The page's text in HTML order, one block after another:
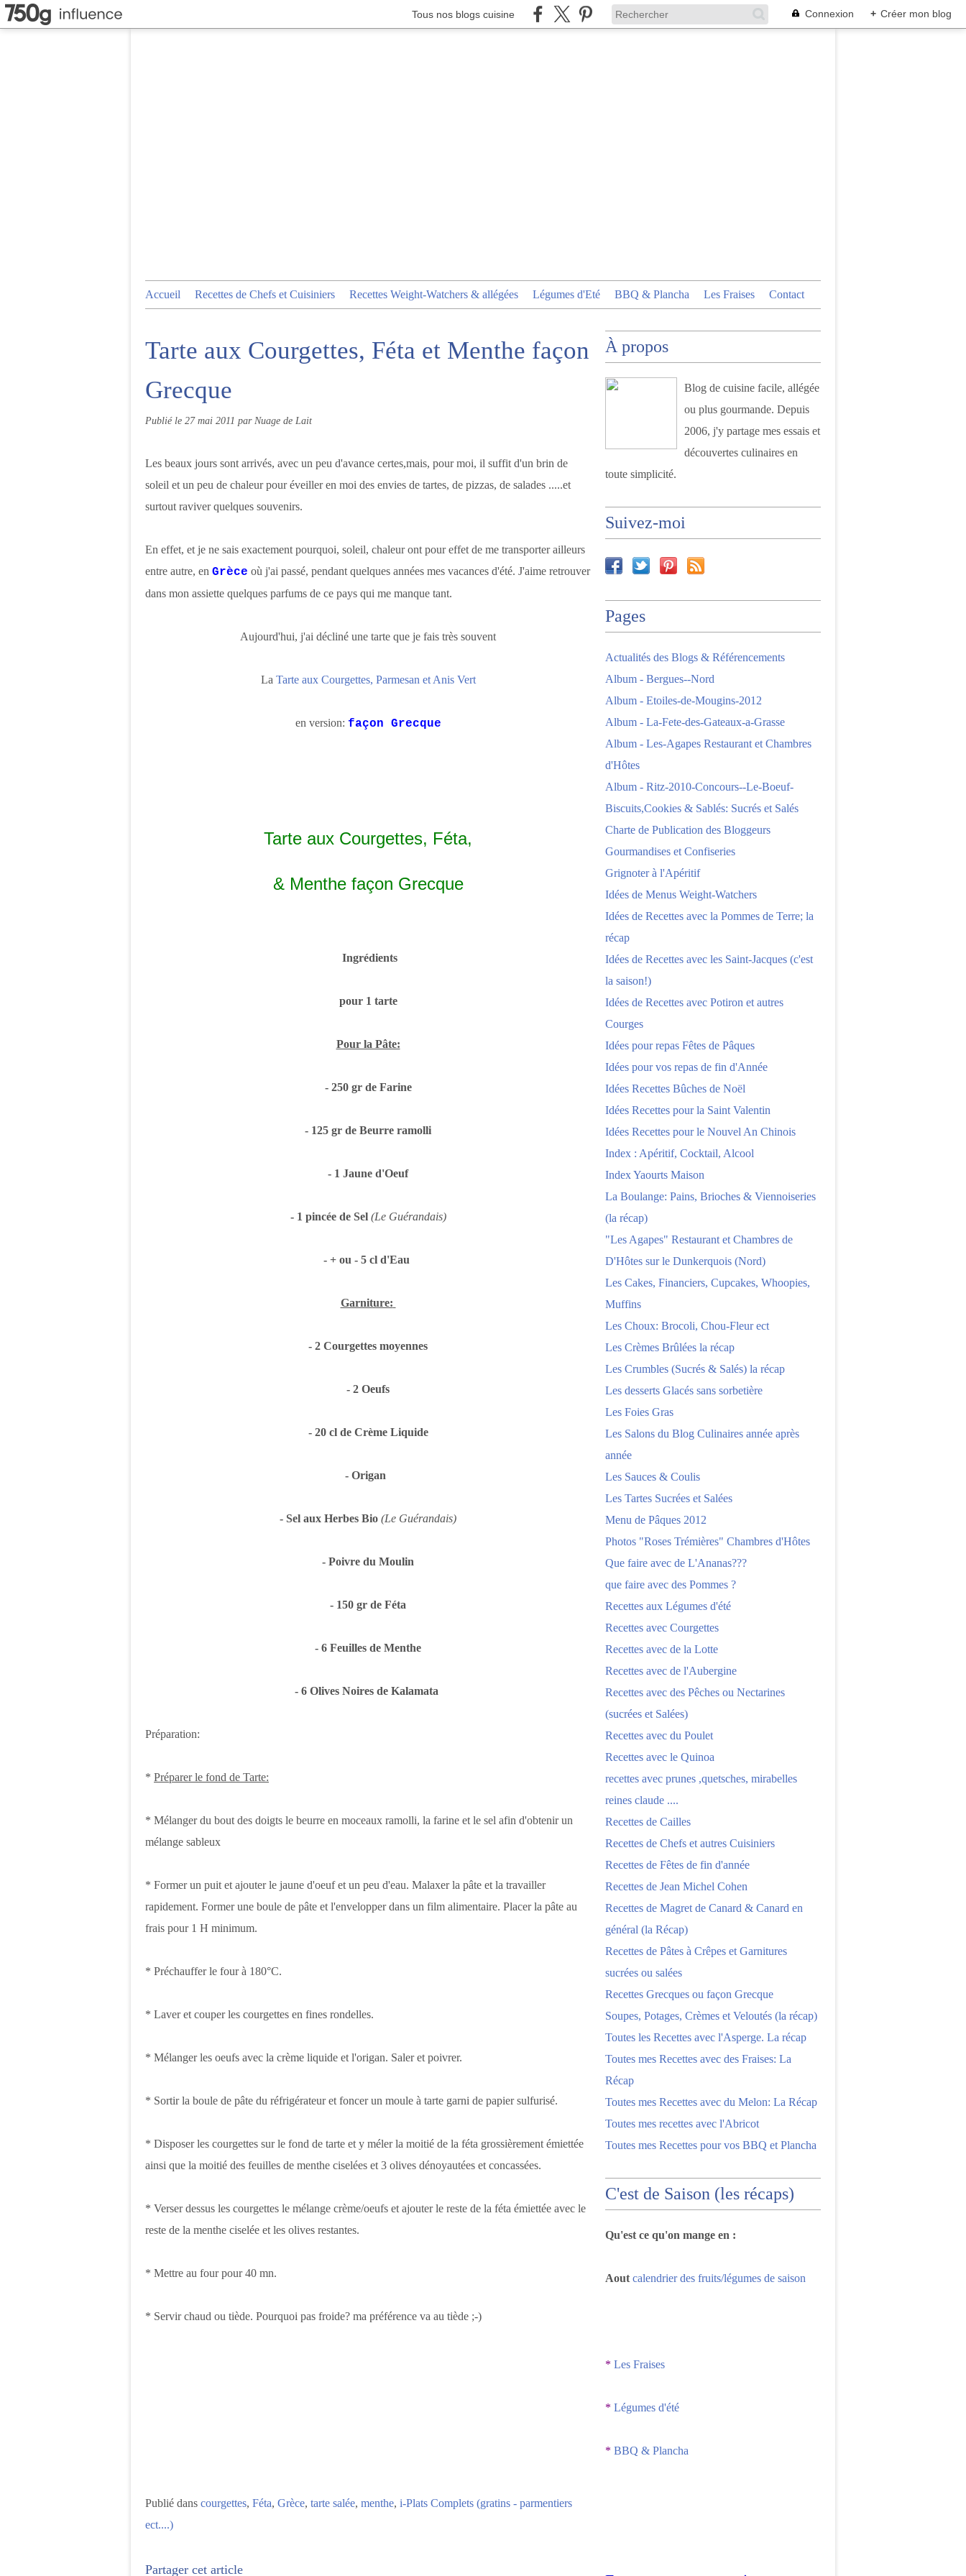
Tous nos blogs cuisine Connexion + Créer mon blog
Accueil Recettes de Chefs et Cuisiniers Recettes Weight-Watchers & allégées Légumes d'Eté BBQ & Plancha Les Fraises Contact
Tarte aux Courgettes, Féta et Menthe façon
Grecque
Publié le 27 mai 2011 par Nuage de Lait
Les beaux jours sont arrivés, avec un peu d'avance certes,mais, pour moi, il suffit d'un brin de
soleil et un peu de chaleur pour éveiller en moi des envies de tartes, de pizzas, de salades .....et
surtout raviver quelques souvenirs.
En effet, et je ne sais exactement pourquoi, soleil, chaleur ont pour effet de me transporter ailleurs
entre autre, en Grèce où j'ai passé, pendant quelques années mes vacances d'été. J'aime retrouver
dans mon assiette quelques parfums de ce pays qui me manque tant.
Aujourd'hui, j'ai décliné une tarte que je fais très souvent
La Tarte aux Courgettes, Parmesan et Anis Vert
en version: façon Grecque
Tarte aux Courgettes, Féta,
& Menthe façon Grecque
Ingrédients
pour 1 tarte
Pour la Pâte:
- 250 gr de Farine
- 125 gr de Beurre ramolli
- 1 Jaune d'Oeuf
- 1 pincée de Sel (Le Guérandais)
- + ou - 5 cl d'Eau
Garniture:
- 2 Courgettes moyennes
- 2 Oeufs
- 20 cl de Crème Liquide
- Origan
- Sel aux Herbes Bio (Le Guérandais)
- Poivre du Moulin
- 150 gr de Féta
- 6 Feuilles de Menthe
- 6 Olives Noires de Kalamata
Préparation:
* Préparer le fond de Tarte:
* Mélanger du bout des doigts le beurre en moceaux ramolli, la farine et le sel afin d'obtenir un
mélange sableux
* Former un puit et ajouter le jaune d'oeuf et un peu d'eau. Malaxer la pâte et la travailler
rapidement. Former une boule de pâte et l'envelopper dans un film alimentaire. Placer la pâte au
frais pour 1 H minimum.
* Préchauffer le four à 180°C.
* Laver et couper les courgettes en fines rondelles.
* Mélanger les oeufs avec la crème liquide et l'origan. Saler et poivrer.
* Sortir la boule de pâte du réfrigérateur et foncer un moule à tarte garni de papier sulfurisé.
* Disposer les courgettes sur le fond de tarte et y méler la moitié de la féta grossièrement émiettée
ainsi que la moitié des feuilles de menthe ciselées et 3 olives dénoyautées et concassées.
* Verser dessus les courgettes le mélange crème/oeufs et ajouter le reste de la féta émiettée avec le
reste de la menthe ciselée et les olives restantes.
* Mettre au four pour 40 mn.
* Servir chaud ou tiède. Pourquoi pas froide? ma préférence va au tiède ;-)
Publié dans courgettes, Féta, Grèce, tarte salée, menthe, i-Plats Complets (gratins - parmentiers
ect....)
Partager cet article
À propos
Blog de cuisine facile, allégée
ou plus gourmande. Depuis
2006, j'y partage mes essais et
découvertes culinaires en
toute simplicité.
Suivez-moi
Pages
Actualités des Blogs & Référencements
Album - Bergues--Nord
Album - Etoiles-de-Mougins-2012
Album - La-Fete-des-Gateaux-a-Grasse
Album - Les-Agapes Restaurant et Chambres
d'Hôtes
Album - Ritz-2010-Concours--Le-Boeuf-
Biscuits,Cookies & Sablés: Sucrés et Salés
Charte de Publication des Bloggeurs
Gourmandises et Confiseries
Grignoter à l'Apéritif
Idées de Menus Weight-Watchers
Idées de Recettes avec la Pommes de Terre; la
récap
Idées de Recettes avec les Saint-Jacques (c'est
la saison!)
Idées de Recettes avec Potiron et autres
Courges
Idées pour repas Fêtes de Pâques
Idées pour vos repas de fin d'Année
Idées Recettes Bûches de Noël
Idées Recettes pour la Saint Valentin
Idées Recettes pour le Nouvel An Chinois
Index : Apéritif, Cocktail, Alcool
Index Yaourts Maison
La Boulange: Pains, Brioches & Viennoiseries
(la récap)
"Les Agapes" Restaurant et Chambres de
D'Hôtes sur le Dunkerquois (Nord)
Les Cakes, Financiers, Cupcakes, Whoopies,
Muffins
Les Choux: Brocoli, Chou-Fleur ect
Les Crèmes Brûlées la récap
Les Crumbles (Sucrés & Salés) la récap
Les desserts Glacés sans sorbetière
Les Foies Gras
Les Salons du Blog Culinaires année après
année
Les Sauces & Coulis
Les Tartes Sucrées et Salées
Menu de Pâques 2012
Photos "Roses Trémières" Chambres d'Hôtes
Que faire avec de L'Ananas???
que faire avec des Pommes ?
Recettes aux Légumes d'été
Recettes avec Courgettes
Recettes avec de la Lotte
Recettes avec de l'Aubergine
Recettes avec des Pêches ou Nectarines
(sucrées et Salées)
Recettes avec du Poulet
Recettes avec le Quinoa
recettes avec prunes ,quetsches, mirabelles
reines claude ....
Recettes de Cailles
Recettes de Chefs et autres Cuisiniers
Recettes de Fêtes de fin d'année
Recettes de Jean Michel Cohen
Recettes de Magret de Canard & Canard en
général (la Récap)
Recettes de Pâtes à Crêpes et Garnitures
sucrées ou salées
Recettes Grecques ou façon Grecque
Soupes, Potages, Crèmes et Veloutés (la récap)
Toutes les Recettes avec l'Asperge. La récap
Toutes mes Recettes avec des Fraises: La
Récap
Toutes mes Recettes avec du Melon: La Récap
Toutes mes recettes avec l'Abricot
Toutes mes Recettes pour vos BBQ et Plancha
C'est de Saison (les récaps)
Qu'est ce qu'on mange en :
Aout calendrier des fruits/légumes de saison
* Les Fraises
* Légumes d'été
* BBQ & Plancha